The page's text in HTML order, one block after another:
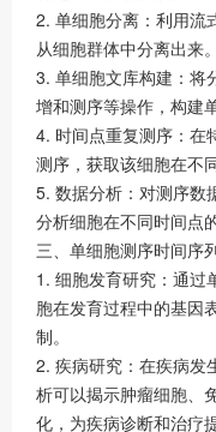
2. 单细胞分离：利用流
从细胞群体中分离出来。
3. 单细胞文库构建：将
增和测序等操作，构建
4. 时间点重复测序：在
测序，获取该细胞在不
5. 数据分析：对测序数
分析细胞在不同时间点
三、单细胞测序时间序
1. 细胞发育研究：通过
胞在发育过程中的基因
制。
2. 疾病研究：在疾病发
析可以揭示肿瘤细胞、
化，为疾病诊断和治疗